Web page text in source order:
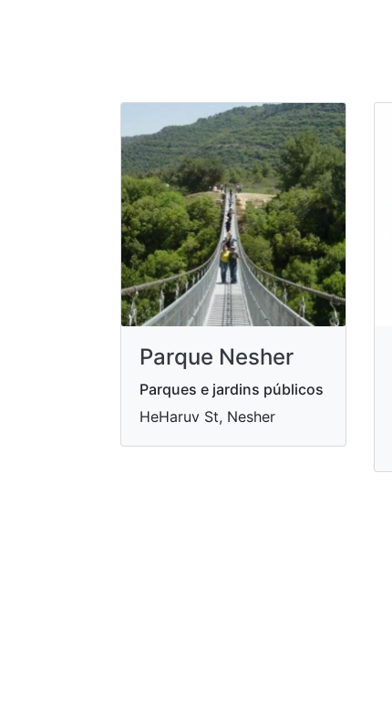
Parque Nesher
Parques e jardins públicos
HeHaruv St, Nesher